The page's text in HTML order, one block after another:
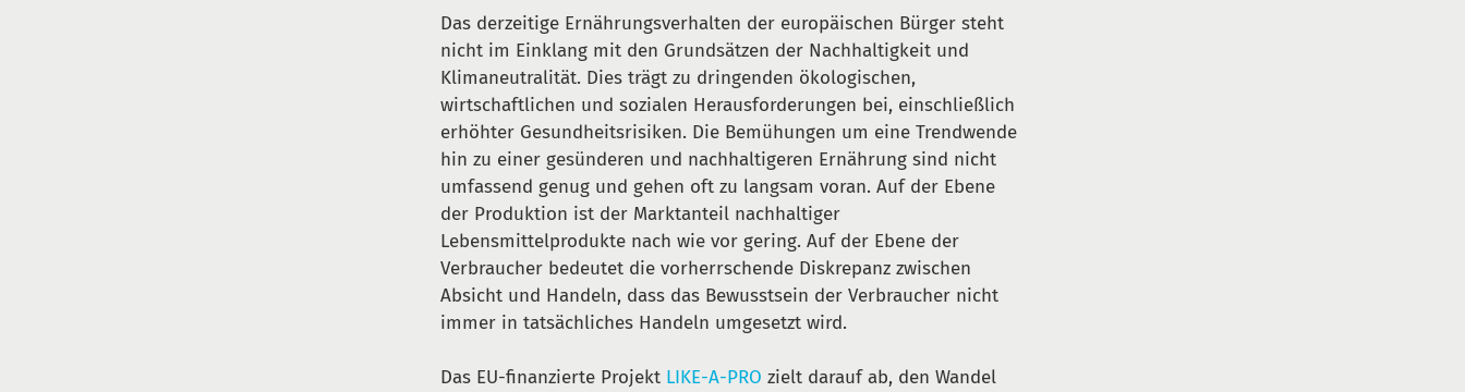
Das derzeitige Ernährungsverhalten der europäischen Bürger steht
nicht im Einklang mit den Grundsätzen der Nachhaltigkeit und
Klimaneutralität. Dies trägt zu dringenden ökologischen,
wirtschaftlichen und sozialen Herausforderungen bei, einschließlich
erhöhter Gesundheitsrisiken. Die Bemühungen um eine Trendwende
hin zu einer gesünderen und nachhaltigeren Ernährung sind nicht
umfassend genug und gehen oft zu langsam voran. Auf der Ebene
der Produktion ist der Marktanteil nachhaltiger
Lebensmittelprodukte nach wie vor gering. Auf der Ebene der
Verbraucher bedeutet die vorherrschende Diskrepanz zwischen
Absicht und Handeln, dass das Bewusstsein der Verbraucher nicht
immer in tatsächliches Handeln umgesetzt wird.
Das EU-finanzierte Projekt LIKE-A-PRO zielt darauf ab, den Wandel